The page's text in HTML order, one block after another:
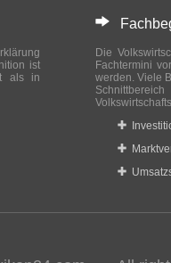
ist
als in
Die
Fachtermini
werden. Viele